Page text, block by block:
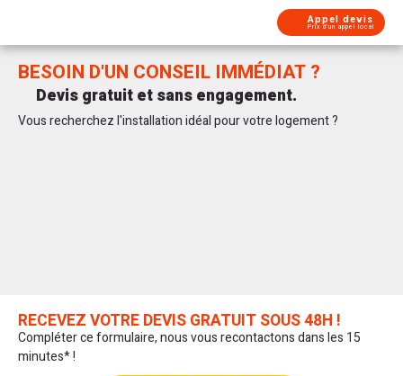
Appel devis
Prix d'un appel local
BESOIN D'UN CONSEIL IMMÉDIAT ?
Devis gratuit et sans engagement.
Vous recherchez l'installation idéal pour votre logement ?
RECEVEZ VOTRE DEVIS GRATUIT SOUS 48H !
Compléter ce formulaire, nous vous recontactons dans les 15
minutes* !